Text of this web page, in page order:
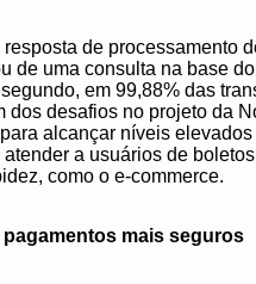
resposta de processamento
de uma consulta na base
em 99,88% das
dos desafios no projeto da
alcançar níveis
a usuários de
como o e-commerce.
pagamentos mais seguros